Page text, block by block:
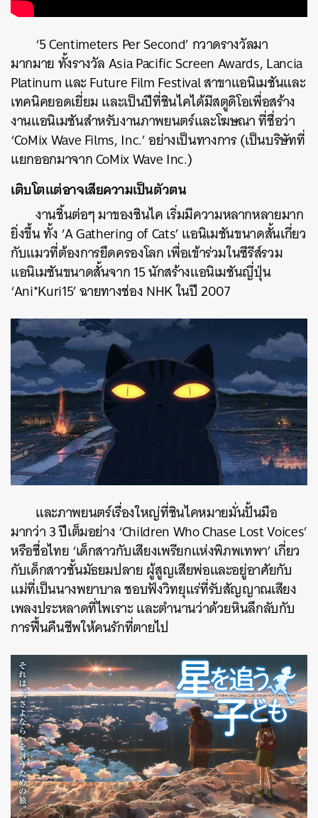
‘5 Centimeters Per Second’ กวาดรางวัลมา
มากมาย ทั้งรางวัล Asia Pacific Screen Awards, Lancia
Platinum และ Future Film Festival สาขาแอนิเมชันและ
เทคนิคยอดเยี่ยม และเป็นปีที่ชินไคได้มีสตูดิโอเพื่อสร้าง
งานแอนิเมชันสำหรับงานภาพยนตร์และโฆษณา ที่ชื่อว่า
‘CoMix Wave Films, Inc.’ อย่างเป็นทางการ (เป็นบริษัทที่
แยกออกมาจาก CoMix Wave Inc.)
เติบโตแต่อาจเสียความเป็นตัวตน
งานชิ้นต่อๆ มาของชินไค เริ่มมีความหลากหลายมาก
ยิ่งขึ้น ทั้ง ‘A Gathering of Cats’ แอนิเมชันขนาดสั้นเกี่ยว
กับแมวที่ต้องการยึดครองโลก เพื่อเข้าร่วมในซีรีส์รวม
แอนิเมชันขนาดสั้นจาก 15 นักสร้างแอนิเมชันญี่ปุ่น
‘Ani*Kuri15’ ฉายทางช่อง NHK ในปี 2007
และภาพยนตร์เรื่องใหญ่ที่ชินไคหมายมั่นปั้นมือ
มากว่า 3 ปีเต็มอย่าง ‘Children Who Chase Lost Voices’
หรือชื่อไทย ‘เด็กสาวกับเสียงเพรียกแห่งพิภพเทพา’ เกี่ยว
กับเด็กสาวชั้นมัธยมปลาย ผู้สูญเสียพ่อและอยู่อาศัยกับ
แม่ที่เป็นนางพยาบาล ชอบฟังวิทยุแร่ที่รับสัญญาณเสียง
เพลงประหลาดที่ไพเราะ และตำนานว่าด้วยหินลึกลับกับ
การฟื้นคืนชีพให้คนรักที่ตายไป